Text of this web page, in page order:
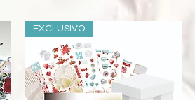
EXCLUSIVO